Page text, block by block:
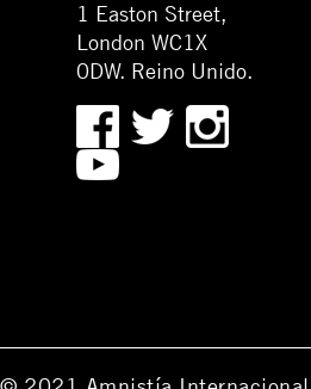
1 Easton Street,
London WC1X
0DW. Reino Unido.